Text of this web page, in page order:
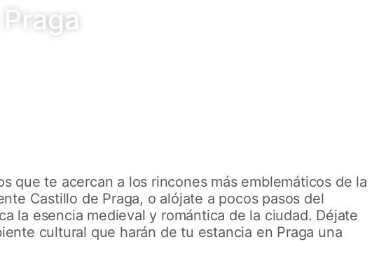
que te acercan a los rincones más emblemáticos de la
Castillo de Praga, o alójate a pocos pasos del
la esencia medieval y romántica de la ciudad. Déjate
cultural que harán de tu estancia en Praga una